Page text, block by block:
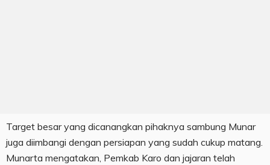
Target besar yang dicanangkan pihaknya sambung Munar
juga diimbangi dengan persiapan yang sudah cukup matang.
Munarta mengatakan, Pemkab Karo dan jajaran telah